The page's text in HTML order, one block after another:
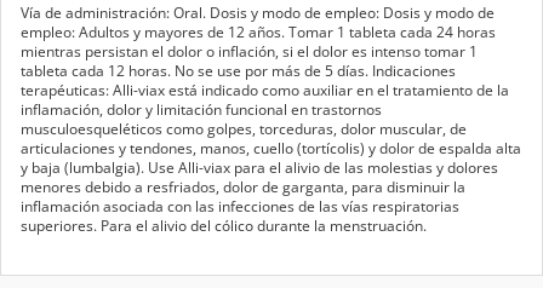
Vía de administración: Oral. Dosis y modo de empleo: Dosis y modo de
empleo: Adultos y mayores de 12 años. Tomar 1 tableta cada 24 horas
mientras persistan el dolor o inflación, si el dolor es intenso tomar 1
tableta cada 12 horas. No se use por más de 5 días. Indicaciones
terapéuticas: Alli-viax está indicado como auxiliar en el tratamiento de la
inflamación, dolor y limitación funcional en trastornos
musculoesqueléticos como golpes, torceduras, dolor muscular, de
articulaciones y tendones, manos, cuello (tortícolis) y dolor de espalda alta
y baja (lumbalgia). Use Alli-viax para el alivio de las molestias y dolores
menores debido a resfriados, dolor de garganta, para disminuir la
inflamación asociada con las infecciones de las vías respiratorias
superiores. Para el alivio del cólico durante la menstruación.